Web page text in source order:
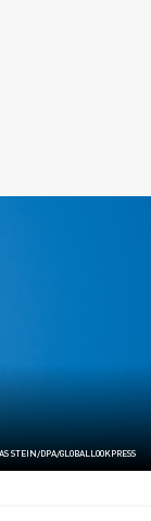
STEIN/DPA/GLOBALLOOKPRESS